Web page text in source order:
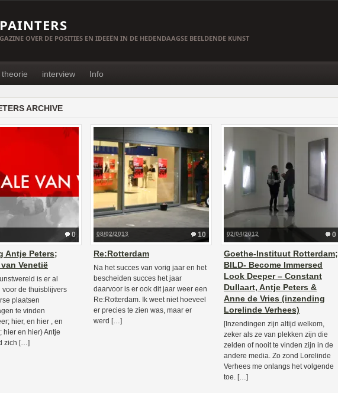
OVER DE POSITIES EN IDEEËN IN DE HEDENDAAGSE BEELDENDE KUNST
theorie interview Info
ARCHIVE
0
Antje Peters;
Venetië
is er al
voor de thuisblijvers
plaatsen
te vinden
hier, en hier , en
hier en hier) Antje
zich […]
10
08/02/2013
Re:Rotterdam
Na het succes van vorig jaar en het
bescheiden succes het jaar
daarvoor is er ook dit jaar weer een
Re:Rotterdam. Ik weet niet hoeveel
er precies te zien was, maar er
werd […]
0
02/04/2012
Goethe-Instituut Rotterdam;
BILD- Become Immersed
Look Deeper – Constant
Dullaart, Antje Peters &
Anne de Vries (inzending
Lorelinde Verhees)
[Inzendingen zijn altijd welkom,
zeker als ze van plekken zijn die
zelden of nooit te vinden zijn in de
andere media. Zo zond Lorelinde
Verhees me onlangs het volgende
toe. […]